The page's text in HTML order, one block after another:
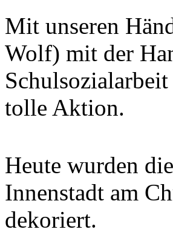
Mit unseren
Wolf) mit der
tolle Aktion.
Heute wurden
Innenstadt am
dekoriert.